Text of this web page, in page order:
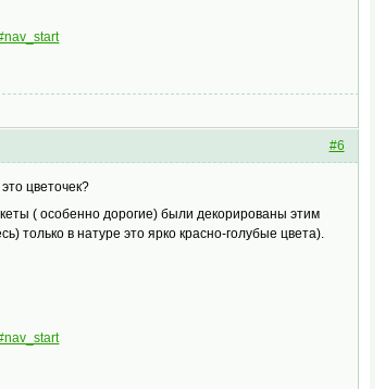
#6
цветочек?
( особенно дорогие) были декорированы этим
только в натуре это ярко красно-голубые цвета).